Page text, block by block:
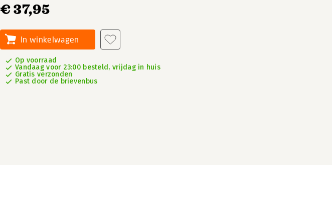
€ 37,95
In winkelwagen
Op voorraad
Vandaag voor 23:00 besteld, vrijdag in huis
Gratis verzonden
Past door de brievenbus